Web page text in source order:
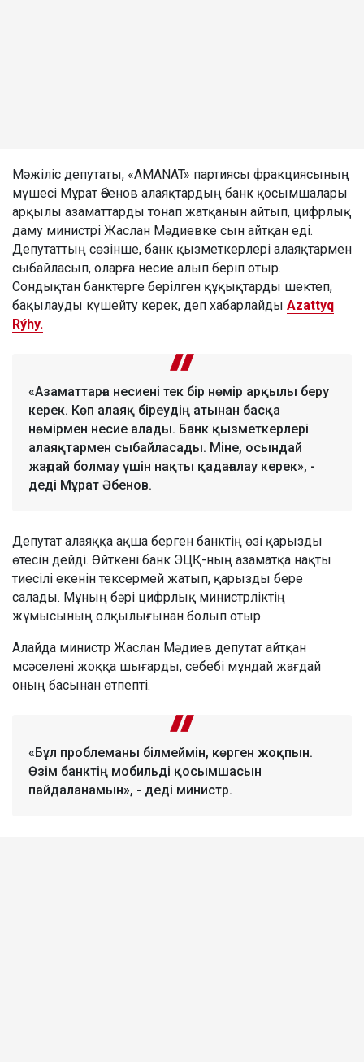
Мәжіліс депутаты, «AMANAT» партиясы фракциясының
мүшесі Мұрат Әбенов алаяқтардың банк қосымшалары
арқылы азаматтарды тонап жатқанын айтып, цифрлық
даму министрі Жаслан Мәдиевке сын айтқан еді.
Депутаттың сөзінше, банк қызметкерлері алаяқтармен
сыбайласып, оларға несие алып беріп отыр.
Сондықтан банктерге берілген құқықтарды шектеп,
бақылауды күшейту керек, деп хабарлайды Azattyq
Rýhy.
«Азаматтарға несиені тек бір нөмір арқылы беру
керек. Көп алаяқ біреудің атынан басқа
нөмірмен несие алады. Банк қызметкерлері
алаяқтармен сыбайласады. Міне, осындай
жағдай болмау үшін нақты қадағалау керек», -
деді Мұрат Әбенов.
Депутат алаяққа ақша берген банктің өзі қарызды
өтесін дейді. Өйткені банк ЭЦҚ-ның азаматқа нақты
тиесілі екенін тексермей жатып, қарызды бере
салады. Мұның бәрі цифрлық министрліктің
жұмысының олқылығынан болып отыр.
Алайда министр Жаслан Мәдиев депутат айтқан
мсәселені жоққа шығарды, себебі мұндай жағдай
оның басынан өтпепті.
«Бұл проблеманы білмеймін, көрген жоқпын.
Өзім банктің мобильді қосымшасын
пайдаланамын», - деді министр.